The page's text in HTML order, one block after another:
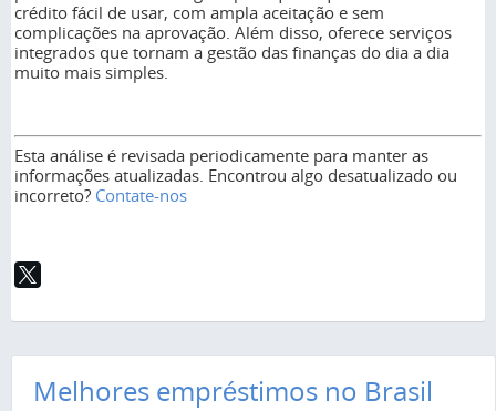
crédito fácil de usar, com ampla aceitação e sem
complicações na aprovação. Além disso, oferece serviços
integrados que tornam a gestão das finanças do dia a dia
muito mais simples.
Esta análise é revisada periodicamente para manter as
informações atualizadas. Encontrou algo desatualizado ou
incorreto? Contate-nos
Melhores empréstimos no Brasil